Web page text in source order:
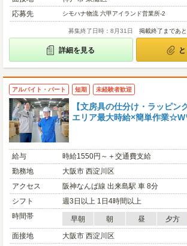
応募先
シモハナ物流 六甲アイランド営業所-2
募集終了日時：8月31日 掲載終了まであ
詳細を見る
アルバイト・パート 短期 未経験者歓迎
【文房具の仕分け・ラッピン
エリア最大時給×簡単作業
給与
時給1550円～＋交通費支給
勤務地
大阪市 西淀川区
アクセス
阪神なんば線 出来島駅 車 8分
シフト
週3日以上 1日4時間以上
時間帯
早朝 朝 昼 夕方
面接地
大阪市 西淀川区